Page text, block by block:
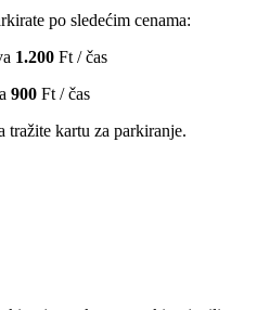
po sledećim cenama:
1.200 Ft / čas
900 Ft / čas
tražite kartu za parkiranje.